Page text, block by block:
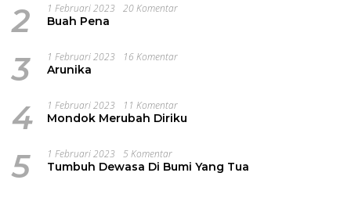
2 1 Februari 2023 20 Komentar
Buah Pena
3 1 Februari 2023 16 Komentar
Arunika
4 1 Februari 2023 11 Komentar
Mondok Merubah Diriku
5 1 Februari 2023 5 Komentar
Tumbuh Dewasa Di Bumi Yang Tua